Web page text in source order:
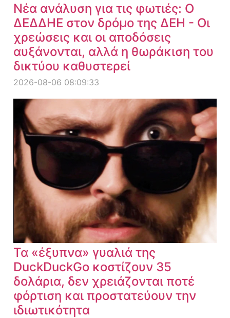
Νέα ανάλυση για τις φωτιές: Ο
ΔΕΔΔΗΕ στον δρόμο της ΔΕΗ - Οι
χρεώσεις και οι αποδόσεις
αυξάνονται, αλλά η θωράκιση του
δικτύου καθυστερεί
2026-08-06 08:09:33
Τα «έξυπνα» γυαλιά της
DuckDuckGo κοστίζουν 35
δολάρια, δεν χρειάζονται ποτέ
φόρτιση και προστατεύουν την
ιδιωτικότητα